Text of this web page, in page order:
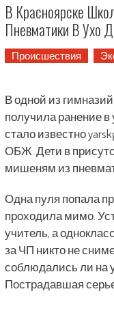
В Красноярске
Пневматики В Ухо
Происшествия
В одной из гимназий
получила ранение в
стало известно
ОБЖ. Дети в
мишеням из
Одна пуля попала
проходила мимо.
учитель, а
за ЧП никто не
соблюдались ли на
Пострадавшая